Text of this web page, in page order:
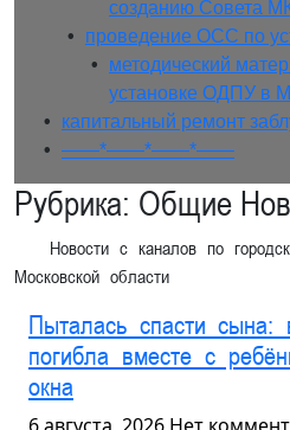
созданию Совета
•
проведение ОСС по
•
методический
установке ОДПУ в
•
капитальный ремонт
• ——*——*——*——
Кнопка
Закрыть
Рубрика: Общие
Новости с каналов по
Московской области
Пыталась спасти сына:
погибла вместе с
окна